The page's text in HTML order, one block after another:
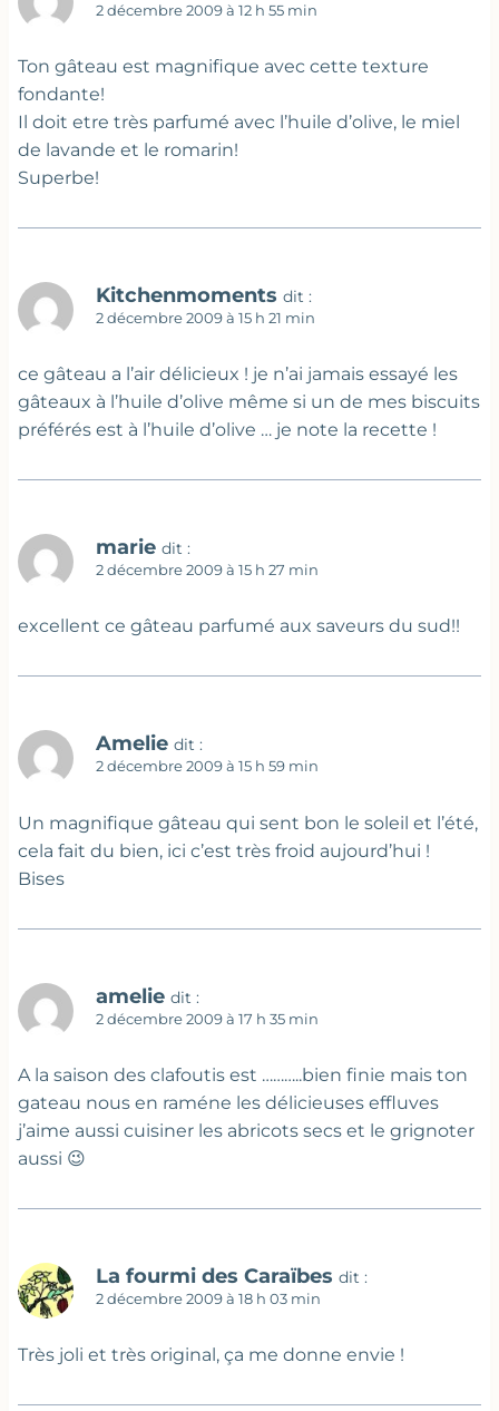
2 décembre 2009 à 12 h 55 min
Ton gâteau est magnifique avec cette texture
fondante!
Il doit etre très parfumé avec l’huile d’olive, le miel
de lavande et le romarin!
Superbe!
Kitchenmoments dit :
2 décembre 2009 à 15 h 21 min
ce gâteau a l’air délicieux ! je n’ai jamais essayé les
gâteaux à l’huile d’olive même si un de mes biscuits
préférés est à l’huile d’olive … je note la recette !
marie dit :
2 décembre 2009 à 15 h 27 min
excellent ce gâteau parfumé aux saveurs du sud!!
Amelie dit :
2 décembre 2009 à 15 h 59 min
Un magnifique gâteau qui sent bon le soleil et l’été,
cela fait du bien, ici c’est très froid aujourd’hui !
Bises
amelie dit :
2 décembre 2009 à 17 h 35 min
A la saison des clafoutis est ………..bien finie mais ton
gateau nous en raméne les délicieuses effluves
j’aime aussi cuisiner les abricots secs et le grignoter
aussi 😉
La fourmi des Caraïbes dit :
2 décembre 2009 à 18 h 03 min
Très joli et très original, ça me donne envie !